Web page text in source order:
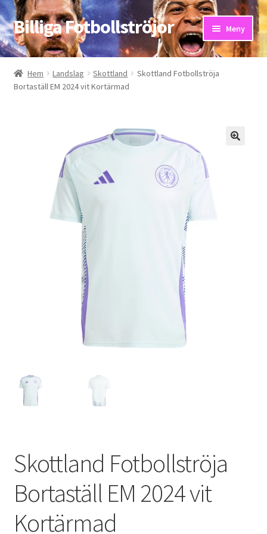
Hoppa
till
navigering
Hoppa
till
innehåll
Billiga Fotbollströjor Meny
Hem
Bloggar
Kontakta oss
Mitt konto
Hem Landslag Skottland
Skottland Fotbollströja
Bortaställ EM 2024 vit Kortärmad
Skottland Fotbollströja
Bortaställ EM 2024 vit
Kortärmad